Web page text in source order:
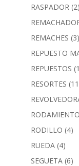
RASPADOR (2)
REMACHES (3)
REPUESTO
REPUESTOS
RESORTES
RODILLO (4)
RUEDA (4)
SEGUETA (6)